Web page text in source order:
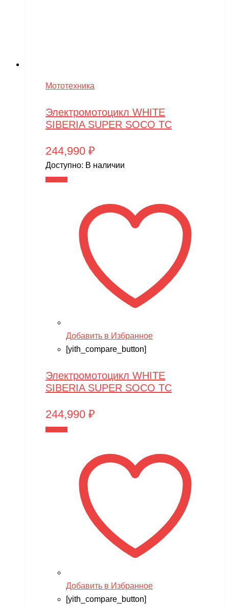
Мототехника
Электромотоцикл WHITE
SIBERIA SUPER SOCO TC
244,990 ₽
Доступно: В наличии
Добавить в Избранное
[yith_compare_button]
Электромотоцикл WHITE
SIBERIA SUPER SOCO TC
244,990 ₽
Добавить в Избранное
[yith_compare_button]